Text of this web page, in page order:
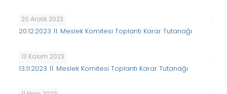
20 Aralık 2023
20.12.2023 11. Meslek Komitesi Toplantı Karar Tutanağı
13 Kasım 2023
13.11.2023 11. Meslek Komitesi Toplantı Karar Tutanağı